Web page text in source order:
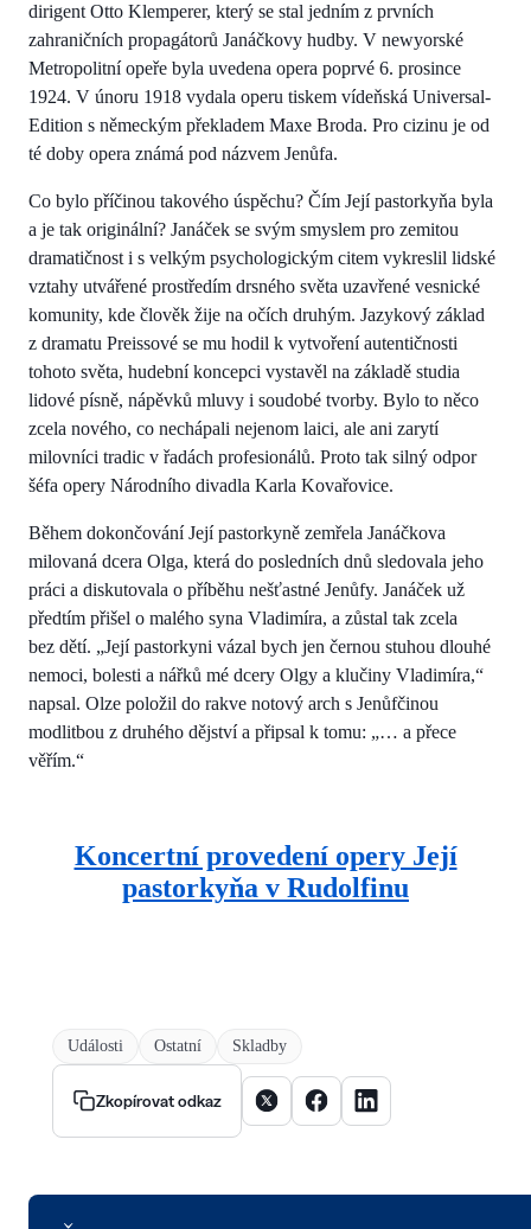
dirigent Otto Klemperer, který se stal jedním z prvních
zahraničních propagátorů Janáčkovy hudby. V newyorské
Metropolitní opeře byla uvedena opera poprvé 6. prosince
1924. V únoru 1918 vydala operu tiskem vídeňská Universal-
Edition s německým překladem Maxe Broda. Pro cizinu je od
té doby opera známá pod názvem Jenůfa.
Co bylo příčinou takového úspěchu? Čím Její pastorkyňa byla
a je tak originální? Janáček se svým smyslem pro zemitou
dramatičnost i s velkým psychologickým citem vykreslil lidské
vztahy utvářené prostředím drsného světa uzavřené vesnické
komunity, kde člověk žije na očích druhým. Jazykový základ
z dramatu Preissové se mu hodil k vytvoření autentičnosti
tohoto světa, hudební koncepci vystavěl na základě studia
lidové písně, nápěvků mluvy i soudobé tvorby. Bylo to něco
zcela nového, co nechápali nejenom laici, ale ani zarytí
milovníci tradic v řadách profesionálů. Proto tak silný odpor
šéfa opery Národního divadla Karla Kovařovice.
Během dokončování Její pastorkyně zemřela Janáčkova
milovaná dcera Olga, která do posledních dnů sledovala jeho
práci a diskutovala o příběhu nešťastné Jenůfy. Janáček už
předtím přišel o malého syna Vladimíra, a zůstal tak zcela
bez dětí. „Její pastorkyni vázal bych jen černou stuhou dlouhé
nemoci, bolesti a nářků mé dcery Olgy a klučiny Vladimíra,“
napsal. Olze položil do rakve notový arch s Jenůfčinou
modlitbou z druhého dějství a připsal k tomu: „… a přece
věřím.“
Koncertní provedení opery Její
pastorkyňa v Rudolfinu
Události Ostatní Skladby
Zkopírovat odkaz Sdílet článek na X
Sdílet článek na Facebooku
Sdílet článek na